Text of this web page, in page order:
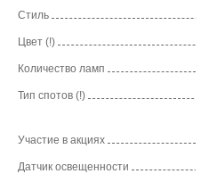
Стиль
Цвет (!)
Количество ламп
Тип спотов (!)
Участие в акциях
Датчик освещенности